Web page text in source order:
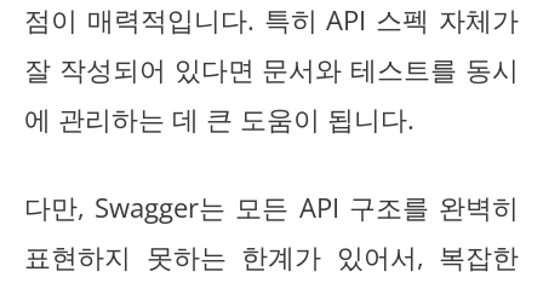
점이 매력적입니다. 특히 API 스펙 자체가
잘 작성되어 있다면 문서와 테스트를 동시
에 관리하는 데 큰 도움이 됩니다.
다만, Swagger는 모든 API 구조를 완벽히
표현하지 못하는 한계가 있어서, 복잡한